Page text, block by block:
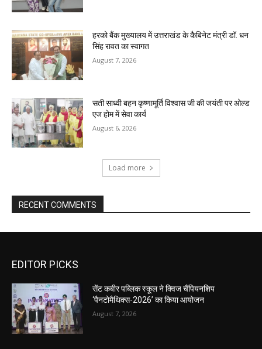
हरको बैंक मुख्यालय में उत्तराखंड के कैबिनेट मंत्री डॉ. धन
सिंह रावत का स्वागत
August 7, 2026
सती साध्वी बहन कृष्णामूर्ति विश्वास जी की जयंती पर ओल्ड
एज होम में सेवा कार्य
August 6, 2026
Load more
RECENT COMMENTS
EDITOR PICKS
सेंट कबीर पब्लिक स्कूल ने क्विज चैंपियनशिप
‘पैनटोमैथिक्स-2026’ का किया आयोजन
August 7, 2026